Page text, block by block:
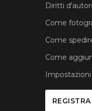
Diritti
Come
Come
Come